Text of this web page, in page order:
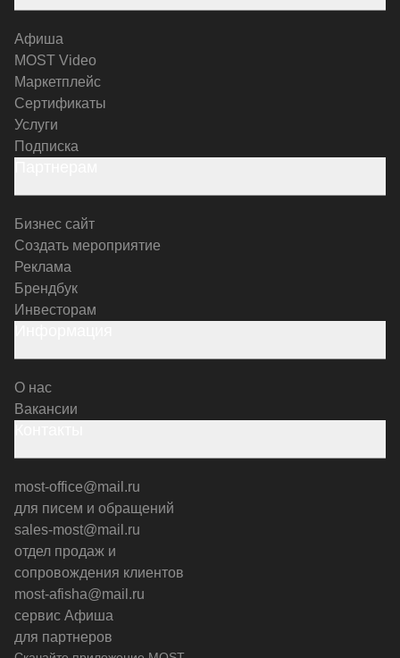
Афиша
MOST Video
Маркетплейс
Сертификаты
Услуги
Подписка
Бизнес сайт
Создать мероприятие
Реклама
Брендбук
Инвесторам
О нас
Вакансии
most-office@mail.ru
для писем и обращений
sales-most@mail.ru
отдел продаж и
сопровождения клиентов
most-afisha@mail.ru
сервис Афиша
для партнеров